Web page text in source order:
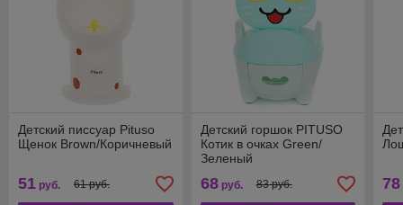
Детский писсуар Pituso
Щенок Brown/Коричневый
51 руб. 61 руб.
Детский горшок PITUSO
Котик в очках Green/
Зеленый
68руб. 83 руб. 78